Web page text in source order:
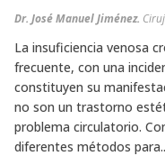
Dr. José Manuel Jiménez.
La insuficiencia venosa
frecuente, con una
constituyen su
no son un trastorno
problema circulatorio.
diferentes métodos